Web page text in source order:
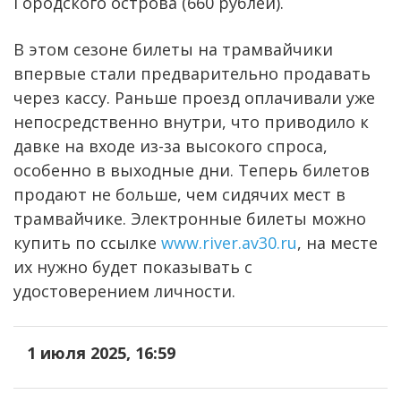
В этом сезоне билеты на трамвайчики
впервые стали предварительно продавать
через кассу. Раньше проезд оплачивали уже
непосредственно внутри, что приводило к
давке на входе из-за высокого спроса,
особенно в выходные дни. Теперь билетов
продают не больше, чем сидячих мест в
трамвайчике. Электронные билеты можно
купить по ссылке www.river.av30.ru, на месте
их нужно будет показывать с
удостоверением личности.
1 июля 2025, 16:59